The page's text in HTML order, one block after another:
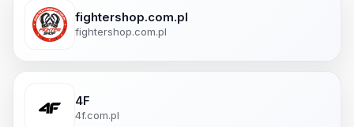
fightershop.com.pl
fightershop.com.pl
4F
4f.com.pl